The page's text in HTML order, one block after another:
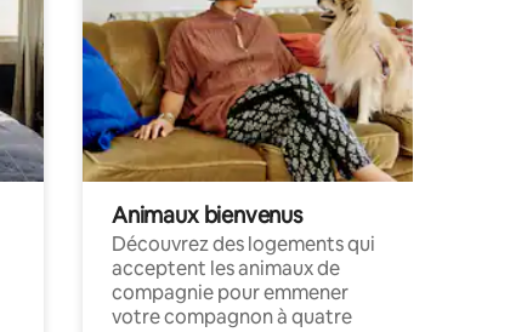
Animaux bienvenus
Découvrez des logements qui
acceptent les animaux de
compagnie pour emmener
votre compagnon à quatre